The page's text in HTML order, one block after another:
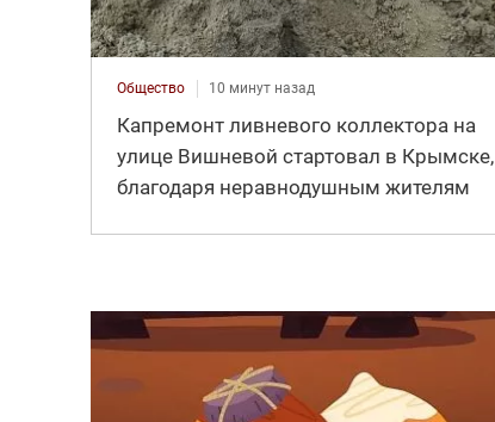
Общество 10 минут назад
Капремонт ливневого коллектора на
улице Вишневой стартовал в Крымске,
благодаря неравнодушным жителям